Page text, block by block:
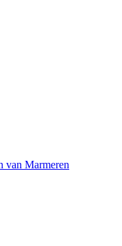
van Marmeren